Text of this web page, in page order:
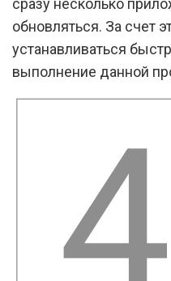
сразу несколько
обновляться. За счет
устанавливаться
выполнение данной